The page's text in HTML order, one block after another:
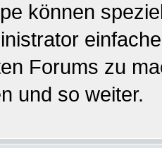
können
Forums zu
und so weiter.